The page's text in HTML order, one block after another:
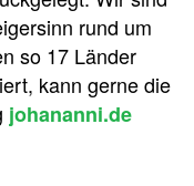
rund um
so 17 Länder
kann gerne die
johananni.de